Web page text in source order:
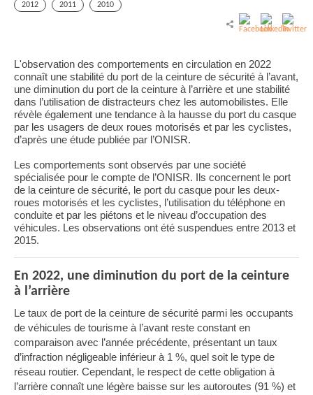
2012
2011 2010
L'observation des comportements en circulation en 2022
connaît une stabilité du port de la ceinture de sécurité à l’avant,
une diminution du port de la ceinture à l’arrière et une stabilité
dans l’utilisation de distracteurs chez les automobilistes. Elle
révèle également une tendance à la hausse du port du casque
par les usagers de deux roues motorisés et par les cyclistes,
d’après une étude publiée par l’ONISR.
Les comportements sont observés par une société
spécialisée pour le compte de l’ONISR.
Ils concernent le port
de la ceinture de sécurité, le port du casque pour les deux-
roues motorisés et les cyclistes, l’utilisation du téléphone en
conduite et par les piétons et le niveau d’occupation des
véhicules. Les observations ont été suspendues entre 2013 et
2015.
En 2022, une diminution du port de la ceinture
à l’arrière
Le taux de port de la ceinture de sécurité parmi les occupants
de véhicules de tourisme à l’avant reste constant en
comparaison avec l’année précédente, présentant un taux
d’infraction négligeable inférieur à 1 %, quel soit le type de
réseau routier. Cependant, le respect de cette obligation à
l’arrière connaît une légère baisse sur les autoroutes (91 %) et